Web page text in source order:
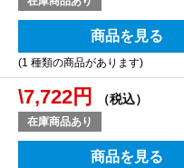
商品を見る
(1 種類の商品があります)
\7,722円 （税込）
在庫商品あり
商品を見る